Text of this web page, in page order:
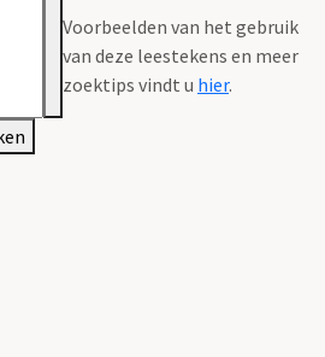
Voorbeelden van het gebruik
van deze leestekens en meer
zoektips vindt u hier.